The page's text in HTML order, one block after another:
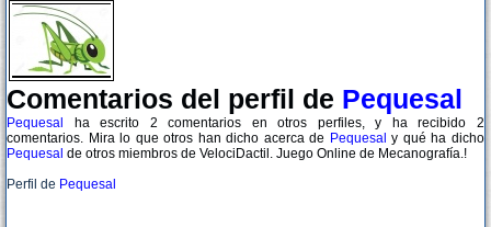
Comentarios del perfil de Pequesal
Pequesal
ha escrito 2 comentarios en otros perfiles, y ha recibido 2
comentarios. Mira lo que otros han dicho acerca de Pequesal y qué ha dicho
Pequesal de otros miembros de VelociDactil. Juego Online de Mecanografía.!
Perfil de Pequesal